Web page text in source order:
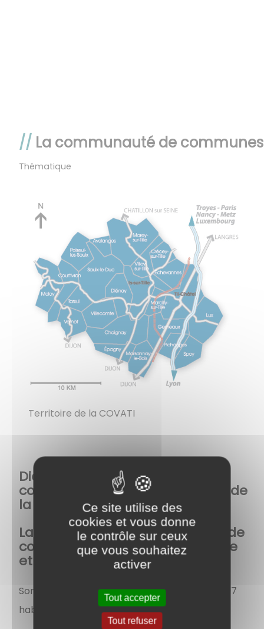
La communauté de communes
Thématique
Territoire de la COVATI
Diénay fait partie des 23
communes regroupées au sein de
la COVATI.
La COVATI est la Communauté de
communes des vallées de la Tille
et de l’Ignon.
Son territoire regroupe 23 communes et 13 707
habitants.
Ce site utilise des
cookies et vous donne
le contrôle sur ceux
que vous souhaitez
activer
Tout accepter
Tout refuser